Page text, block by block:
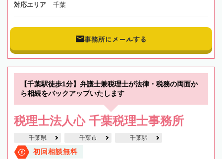
対応エリア 千葉
事務所にメールする
【千葉駅徒歩1分】弁護士兼税理士が法律・税務の両面か
ら相続をバックアップいたします
税理士法人心 千葉税理士事務所
千葉県 千葉市 千葉駅
初回相談無料